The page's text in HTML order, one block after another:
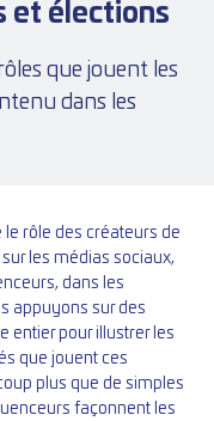
et élections
que jouent les
dans les
le rôle des créateurs de
les médias sociaux,
dans les
appuyons sur des
entier pour illustrer les
que jouent ces
plus que de simples
façonnent les